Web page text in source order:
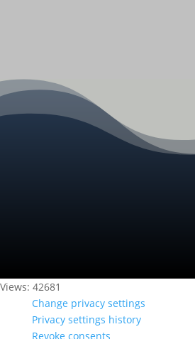
Views: 42681
Change privacy settings
Privacy settings history
Revoke consents